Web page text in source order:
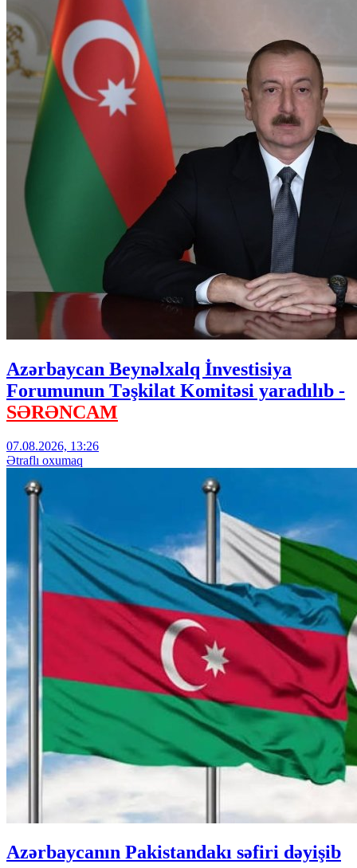
Azərbaycan Beynəlxalq İnvestisiya
Forumunun Təşkilat Komitəsi yaradılıb -
SƏRƏNCAM
07.08.2026, 13:26
Ətraflı oxumaq
Azərbaycanın Pakistandakı səfiri dəyişib